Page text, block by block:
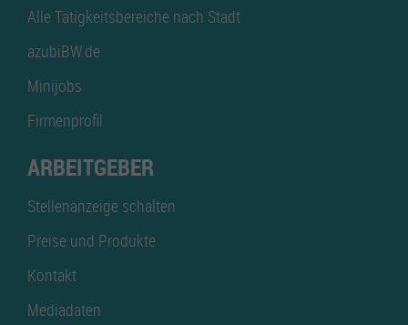
Alle Tätigkeitsbereiche nach Stadt
azubiBW.de
Minijobs
Firmenprofil
ARBEITGEBER
Stellenanzeige schalten
Preise und Produkte
Kontakt
Mediadaten